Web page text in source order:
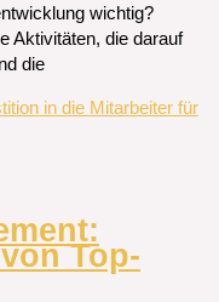
wichtig?
Aktivitäten, die darauf
die
in die Mitarbeiter für
Top-